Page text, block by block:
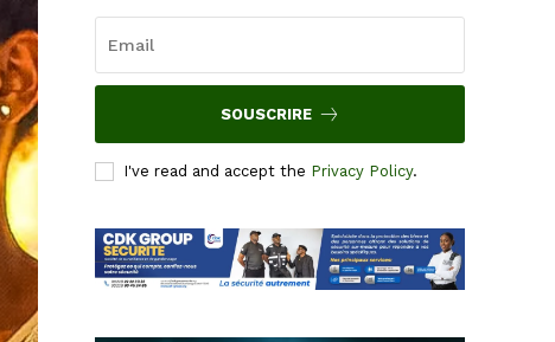
SOUSCRIRE
I've read and accept the Privacy Policy.